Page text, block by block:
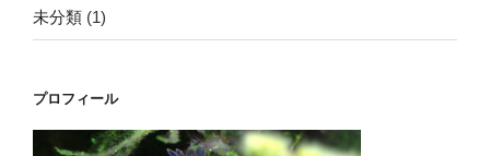
未分類 (1)
プロフィール